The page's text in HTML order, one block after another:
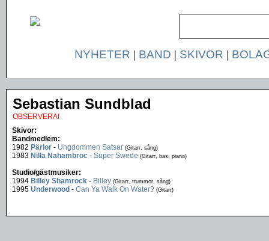
NYHETER | BAND | SKIVOR |
Sebastian Sundblad
OBSERVERA!
Skivor:
Bandmedlem:
1982 Pärlor - Ungdommen Satsar (Gitarr, sång)
1983 Nilla Nahambroc - Super Swede (Gitarr, bas, piano)
Studio/gästmusiker:
1994 Billey Shamrock - Billey (Gitarr, trummor, sång)
1995 Underwood - Can Ya Walk On Water? (Gitarr)